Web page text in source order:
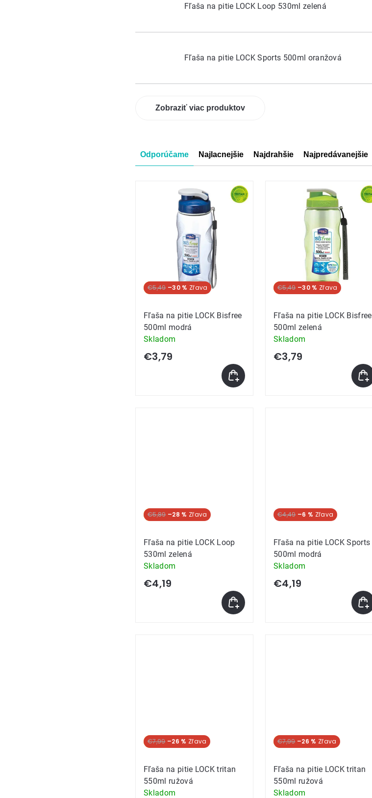
Fľaša na pitie LOCK Loop 530ml zelená
Fľaša na pitie LOCK Sports 500ml oranžová
Zobraziť viac produktov
Radenie
produktov
Odporúčame Najlacnejšie Najdrahšie Najpredávanejšie
Výpis
produktov
Akcia
€5,49 –30 %
Fľaša na pitie LOCK Bisfree
500ml modrá
Skladom
€3,79
Akcia
€5,49 –30 %
Fľaša na pitie LOCK Bisfree
500ml zelená
Skladom
€3,79
Akcia
€5,89 –28 %
Fľaša na pitie LOCK Loop
530ml zelená
Skladom
€4,19
€4,49 –6 %
Fľaša na pitie LOCK Sports
500ml modrá
Skladom
€4,19
Akcia
€7,99 –26 %
Fľaša na pitie LOCK tritan
550ml ružová
Skladom
Akcia
€7,99 –26 %
Fľaša na pitie LOCK tritan
550ml ružová
Skladom